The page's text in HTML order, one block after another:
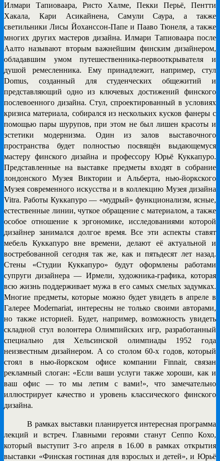
Илмари Тапиоваара, Ристо Халме, Пекки Перьё, Пентти
Хакала, Кари Асикайнена, Самули Саура, а также
светильники Лисы Йоханссон-Папе и Пааво Тюнеля, а также
многих других мастеров дизайна. Илмари Тапиоваара после
Аалто называют вторым важнейшим финским дизайнером,
обладавшим умом путешественника-первооткрывателя и
душой ремесленника. Ему принадлежит, например, стул
Domus, созданный для студенческих общежитий и
представляющий одно из ключевых достижений финского
послевоенного дизайна. Стул, спроектированный в условиях
кризиса материала, собирался из нескольких кусков фанеры с
помощью пары шурупов, при этом не был лишен красоты и
эстетики модернизма. Один из залов выставочного
пространства будет полностью посвящён выдающемуся
мастеру финского дизайна и профессору Юрьё Куккапуро.
Представленные на выставке предметы входят в собрание
лондонского Музея Виктории и Альберта, нью-йоркского
Музея современного искусства и в коллекцию Музея дизайна
Vitra. Работы Куккапуро — «мудрый» функционализм, ясные,
естественные линии, чуткое обращение с материалом, а также
особое отношение к эргономике, исследованиями которой
дизайнер занимался долгое время. Все эти аспекты ставят
мебель Куккапуро вне времени, делают её актуальной и
востребованной сегодня так же, как и пятьдесят лет назад.
Стены «Студии Куккапуро» будут оформлены работами
супруги дизайнера — Ирмели, художника-графика, которая
всю жизнь поддерживает мужа в его самых смелых задумках.
Многие предметы, которые можно будет увидеть в апреле в
Галерее Modernariat, интересны не только своими авторами,
но также историей. Будет, например, возможность увидеть
складной стул волонтера Олимпийских игр, разработанный
специально для Хельсинской олимпиады 1952 года
неизвестным дизайнером. А со столом 60-х годов, который
стоял в нью-йоркском офисе компании Finnair, связан
рекламный слоган: «Если ваши услуги также хороши, как и
ваш офис — то мы летим с вами!», что замечательно
иллюстрирует качество и уровень классического финского
дизайна.
В рамках выставки планируется интересная программа
лекций и встреч. Главными героями станут Сеппо Кохо,
который выступит 3-го апреля в 16.00 в рамках открытия
выставки «Финская гостиная для взрослых и детей», и Юрьё